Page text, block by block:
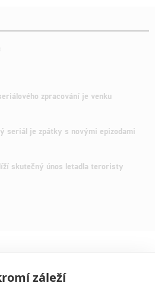
zpracování je venku
seriál je zpátky s novými epizodami
skutečný únos letadla teroristy
záleží